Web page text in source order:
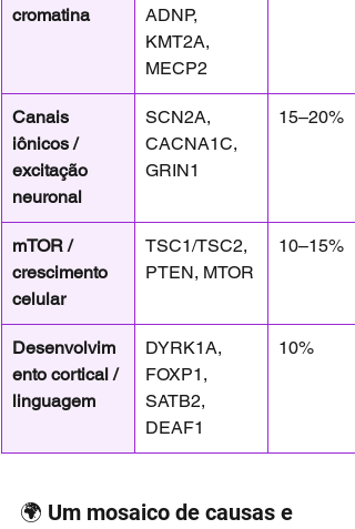
cromatina
ADNP,
KMT2A,
MECP2
Canais
iônicos /
excitação
neuronal
SCN2A,
CACNA1C,
GRIN1
15–20%
mTOR /
crescimento
celular
TSC1/TSC2,
PTEN, MTOR
10–15%
Desenvolvim
ento cortical /
linguagem
DYRK1A,
FOXP1,
SATB2,
DEAF1
10%
🌍 Um mosaico de causas e